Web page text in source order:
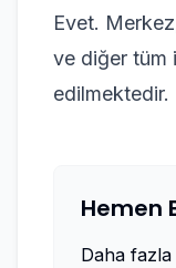
Evet.
ve diğer tüm
edilmektedir.
Hemen
Daha